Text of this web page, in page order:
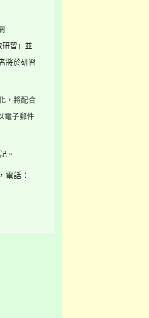
研習」並
將於研習
，將配合
電子郵件
。
電話：